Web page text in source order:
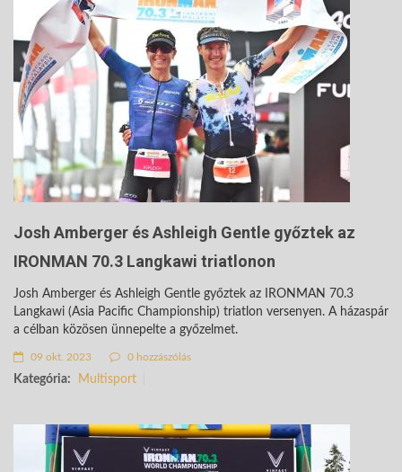
Josh Amberger és Ashleigh Gentle győztek az
IRONMAN 70.3 Langkawi triatlonon
Josh Amberger és Ashleigh Gentle győztek az IRONMAN 70.3
Langkawi (Asia Pacific Championship) triatlon versenyen. A házaspár
a célban közösen ünnepelte a győzelmet.
09 okt. 2023 0 hozzászólás
Kategória: Multisport